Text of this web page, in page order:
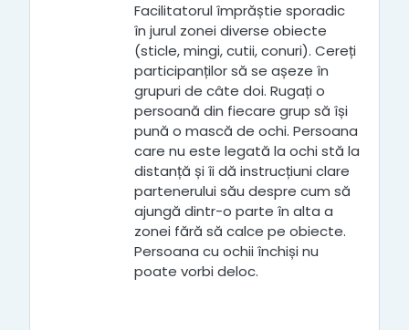
Facilitatorul împrăștie sporadic
în jurul zonei diverse obiecte
(sticle, mingi, cutii, conuri). Cereți
participanților să se așeze în
grupuri de câte doi. Rugați o
persoană din fiecare grup să își
pună o mască de ochi. Persoana
care nu este legată la ochi stă la
distanță și îi dă instrucțiuni clare
partenerului său despre cum să
ajungă dintr-o parte în alta a
zonei fără să calce pe obiecte.
Persoana cu ochii închiși nu
poate vorbi deloc.